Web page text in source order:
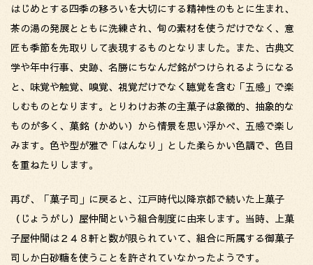
はじめとする四季の移ろいを大切にする精神性のもとに生まれ、
茶の湯の発展とともに洗練され、旬の素材を使うだけでなく、意
匠も季節を先取りして表現するものとなりました。また、古典文
学や年中行事、史跡、名勝にちなんだ銘がつけられるようになる
と、味覚や触覚、嗅覚、視覚だけでなく聴覚を含む「五感」で楽
しむものとなります。とりわけお茶の主菓子は象徴的、抽象的な
ものが多く、菓銘（かめい）から情景を思い浮かべ、五感で楽し
みます。色や型が雅で「はんなり」とした柔らかい色調で、色目
を重ねたりします。
再び、「菓子司」に戻ると、江戸時代以降京都で続いた上菓子
（じょうがし）屋仲間という組合制度に由来します。当時、上菓
子屋仲間は２４８軒と数が限られていて、組合に所属する御菓子
司しか白砂糖を使うことを許されていなかったようです。